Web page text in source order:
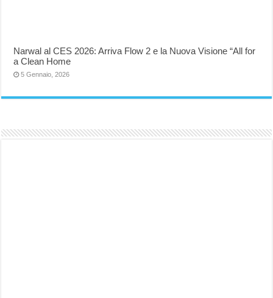
Narwal al CES 2026: Arriva Flow 2 e la Nuova Visione “All for
a Clean Home
5 Gennaio, 2026